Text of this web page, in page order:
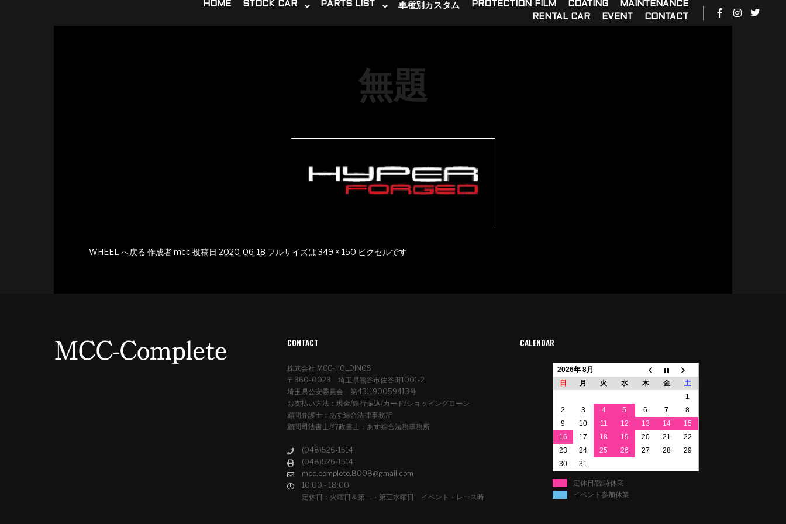
HOME STOCK CAR PARTS LIST 車種別カスタム PROTECTION FILM COATING
MAINTENANCE
RENTAL CAR
EVENT CONTACT
無題
WHEEL へ戻る 作成者mcc投稿日 2020-06-18 フルサイズは349 × 150 ピクセルです
CONTACT
株式会社 MCC-HOLDINGS
〒360-0023 埼玉県熊谷市佐谷田1001-2
埼玉県公安委員会 第431190059413号
お支払い方法：現金/銀行振込/カード/ショッピングローン
顧問弁護士：あす綜合法律事務所
顧問司法書士/行政書士：あす綜合法務事務所
(048)526-1514
(048)526-1514
mcc.complete.8008@gmail.com
10:00 - 18:00
定休日：火曜日＆第一・第三水曜日 イベント・レース時
CALENDAR
2026年 8月
日
月 火 水 木 金
土
1
2
3 4 5 6 7
8
9
10 11 12 13 14
15
16
17 18 19 20 21
22
23
24 25 26 27 28
29
30
31
定休日/臨時休業
イベント参加休業